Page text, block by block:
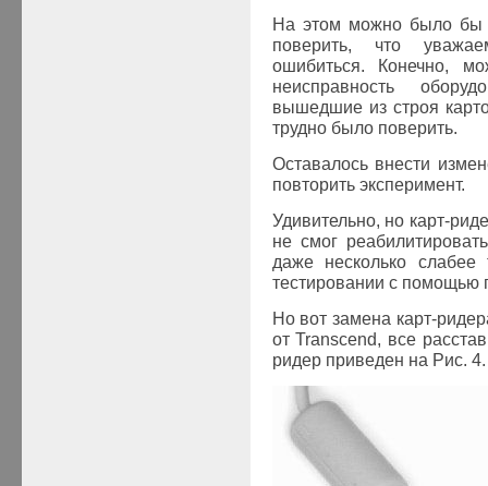
На этом можно было бы
поверить, что
ошибиться. Конечно,
неисправность
вышедшие из строя
трудно было поверить.
Оставалось внести
повторить эксперимент.
Удивительно, но карт-
не смог
даже несколько
тестировании с помощью
Но вот замена карт-
отTranscend, все
ридер приведен на Рис. 4.